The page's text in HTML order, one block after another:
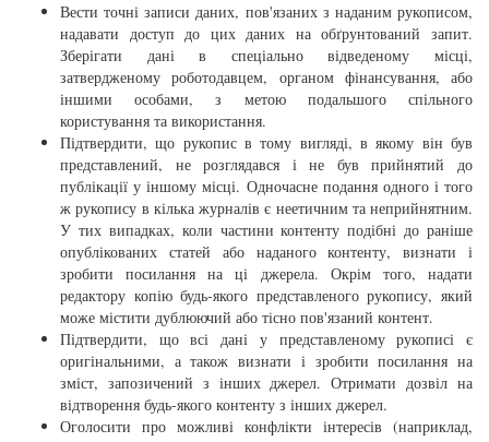
Вести точні записи даних, пов'язаних з наданим рукописом,
надавати доступ до цих даних на обґрунтований запит.
Зберігати дані в спеціально відведеному місці,
затвердженому роботодавцем, органом фінансування, або
іншими особами, з метою подальшого спільного
користування та використання.
Підтвердити, що рукопис в тому вигляді, в якому він був
представлений, не розглядався і не був прийнятий до
публікації у іншому місці. Одночасне подання одного і того
ж рукопису в кілька журналів є неетичним та неприйнятним.
У тих випадках, коли частини контенту подібні до раніше
опублікованих статей або наданого контенту, визнати і
зробити посилання на ці джерела. Окрім того, надати
редактору копію будь-якого представленого рукопису, який
може містити дублюючий або тісно пов'язаний контент.
Підтвердити, що всі дані у представленому рукописі є
оригінальними, а також визнати і зробити посилання на
зміст, запозичений з інших джерел. Отримати дозвіл на
відтворення будь-якого контенту з інших джерел.
Оголосити про можливі конфлікти інтересів (наприклад,